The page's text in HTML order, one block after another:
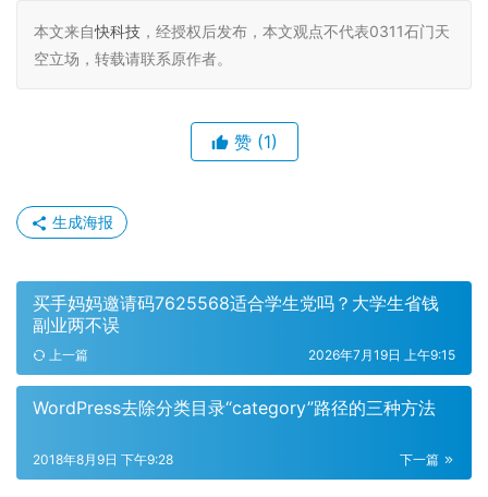
本文来自快科技 ，经授权后发布，本文观点不代表0311石门天
空立场，转载请联系原作者。
赞 (1)
生成海报
买手妈妈邀请码7625568适合学生党吗？大学生省钱
副业两不误
上一篇 2026年7月19日 上午9:15
WordPress去除分类目录“category”路径的三种方法
下一篇
2018年8月9日 下午9:28